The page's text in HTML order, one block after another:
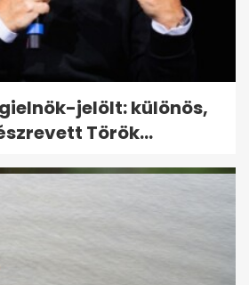
Andrei Mangra
Szabó Zsófi új...
jelölt: különös,
Török...